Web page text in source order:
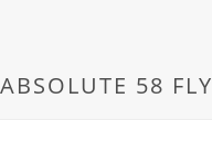
ABSOLUTE 58 FLY